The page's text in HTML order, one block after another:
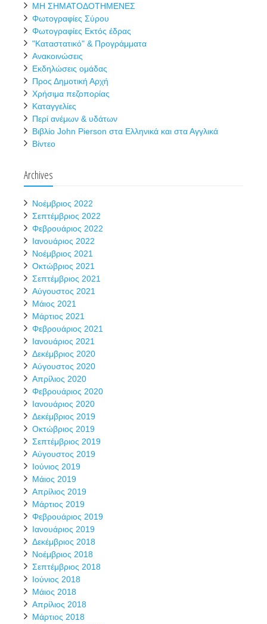
ΜΗ ΣΗΜΑΤΟΔΟΤΗΜΕΝΕΣ
Φωτογραφίες Σύρου
Φωτογραφίες Εκτός έδρας
"Καταστατικό" & Προγράμματα
Ανακοινώσεις
Εκδηλώσεις ομάδας
Προς Δημοτική Αρχή
Χρήσιμα πεζοπορίας
Καταγγελίες
Περί ανέμων & υδάτων
Βιβλίο John Pierson στα Ελληνικά και στα Αγγλικά
Βίντεο
Archives
Νοέμβριος 2022
Σεπτέμβριος 2022
Φεβρουάριος 2022
Ιανουάριος 2022
Νοέμβριος 2021
Οκτώβριος 2021
Σεπτέμβριος 2021
Αύγουστος 2021
Μάιος 2021
Μάρτιος 2021
Φεβρουάριος 2021
Ιανουάριος 2021
Δεκέμβριος 2020
Αύγουστος 2020
Απρίλιος 2020
Φεβρουάριος 2020
Ιανουάριος 2020
Δεκέμβριος 2019
Οκτώβριος 2019
Σεπτέμβριος 2019
Αύγουστος 2019
Ιούνιος 2019
Μάιος 2019
Απρίλιος 2019
Μάρτιος 2019
Φεβρουάριος 2019
Ιανουάριος 2019
Δεκέμβριος 2018
Νοέμβριος 2018
Σεπτέμβριος 2018
Ιούνιος 2018
Μάιος 2018
Απρίλιος 2018
Μάρτιος 2018